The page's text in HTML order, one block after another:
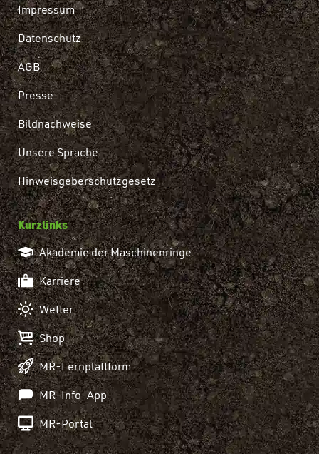
Impressum
Datenschutz
AGB
Presse
Bildnachweise
Unsere Sprache
Hinweisgeberschutzgesetz
Kurzlinks
Akademie der Maschinenringe
Karriere
Wetter
Shop
MR-Lernplattform
MR-Info-App
MR-Portal